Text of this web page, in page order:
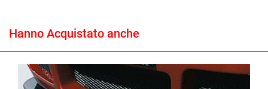
Hanno Acquistato anche